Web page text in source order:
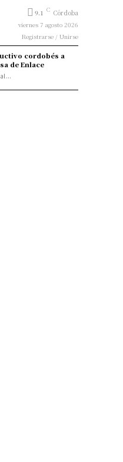
9.1 C Córdoba
viernes 7 agosto 2026
Registrarse / Unirse
cordobés a
de Enlace